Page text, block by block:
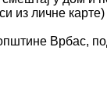
из личне
Врбас,